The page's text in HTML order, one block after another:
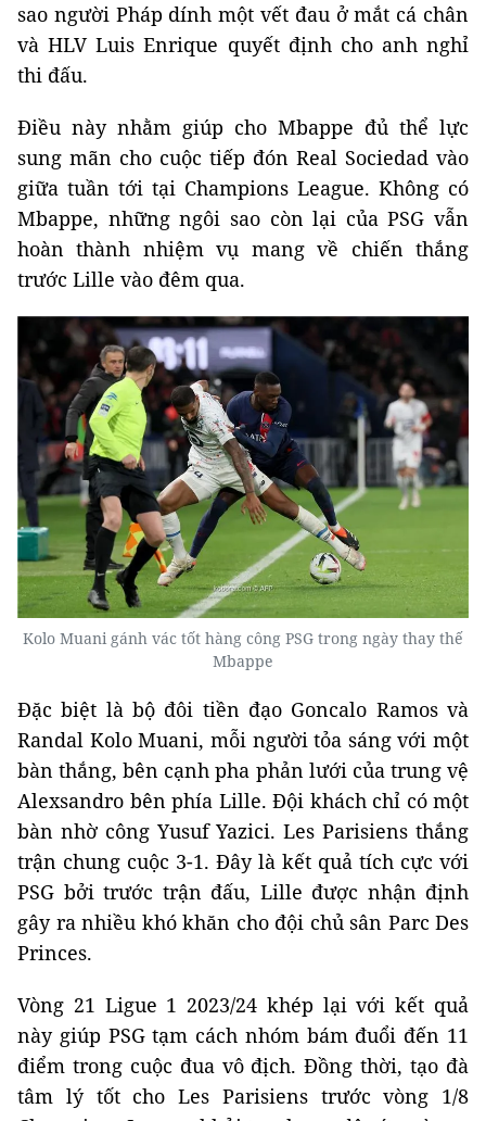
sao người Pháp dính một vết đau ở mắt cá chân
và HLV Luis Enrique quyết định cho anh nghỉ
thi đấu.
Điều này nhằm giúp cho Mbappe đủ thể lực
sung mãn cho cuộc tiếp đón Real Sociedad vào
giữa tuần tới tại Champions League. Không có
Mbappe, những ngôi sao còn lại của PSG vẫn
hoàn thành nhiệm vụ mang về chiến thắng
trước Lille vào đêm qua.
Kolo Muani gánh vác tốt hàng công PSG trong ngày thay thế
Mbappe
Đặc biệt là bộ đôi tiền đạo Goncalo Ramos và
Randal Kolo Muani, mỗi người tỏa sáng với một
bàn thắng, bên cạnh pha phản lưới của trung vệ
Alexsandro bên phía Lille. Đội khách chỉ có một
bàn nhờ công Yusuf Yazici. Les Parisiens thắng
trận chung cuộc 3-1. Đây là kết quả tích cực với
PSG bởi trước trận đấu, Lille được nhận định
gây ra nhiều khó khăn cho đội chủ sân Parc Des
Princes.
Vòng 21 Ligue 1 2023/24 khép lại với kết quả
này giúp PSG tạm cách nhóm bám đuổi đến 11
điểm trong cuộc đua vô địch. Đồng thời, tạo đà
tâm lý tốt cho Les Parisiens trước vòng 1/8